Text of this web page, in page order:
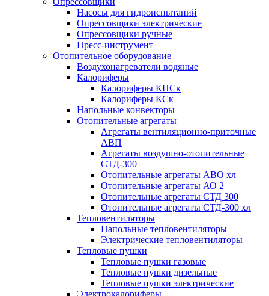
Насосы для гидроиспытаний
Опрессовщики электрические
Опрессовщики ручные
Пресс-инструмент
Отопительное оборудование
Воздухонагреватели водяные
Калориферы
Калориферы КПСк
Калориферы КСк
Напольные конвекторы
Отопительные агрегаты
Агрегаты вентиляционно-приточные
АВП
Агрегаты воздушно-отопительные
СТД-300
Отопительные агрегаты АВО хл
Отопительные агрегаты АО 2
Отопительные агрегаты СТД 300
Отопительные агрегаты СТД-300 хл
Тепловентиляторы
Напольные тепловентиляторы
Электрические тепловентиляторы
Тепловые пушки
Тепловые пушки газовые
Тепловые пушки дизельные
Тепловые пушки электрические
Электрокалориферы